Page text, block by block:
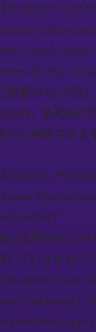
Student / Sales
safety
in each
facility
需要の3か月分
ため、各地域の
から納品できま
Teacher /
the
quickly?
な説明をあり
していますか？）
Student / Sales
a dedicated
with our